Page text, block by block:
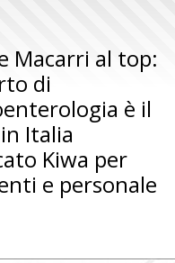
Macarri al top:
di
è il
Italia
Kiwa per
e personale